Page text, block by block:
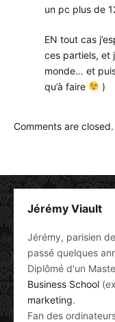
un pc plus de
EN tout cas
ces partiels, et
monde… et
qu’à faire
)
Comments are closed.
Jérémy Viault
Jérémy, parisien
passé quelques
Diplômé d'un
Business School
marketing.
Fan des